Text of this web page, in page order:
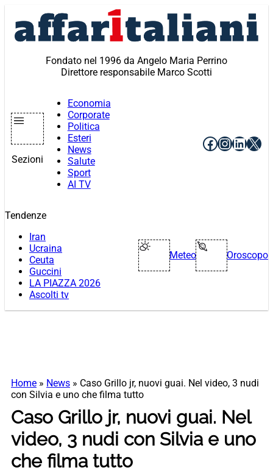
contenuto
Fondato nel 1996 da Angelo Maria Perrino
Direttore responsabile Marco Scotti
Sezioni
Economia
Corporate
Politica
Esteri
News
Salute
Sport
AI TV
Facebook
X
Tendenze
Iran
Ucraina
Ceuta
Guccini
LA PIAZZA 2026
Ascolti tv
Meteo Oroscopo
Home » News » Caso Grillo jr, nuovi guai. Nel video, 3 nudi
con Silvia e uno che filma tutto
Caso Grillo jr, nuovi guai. Nel
video, 3 nudi con Silvia e uno
che filma tutto